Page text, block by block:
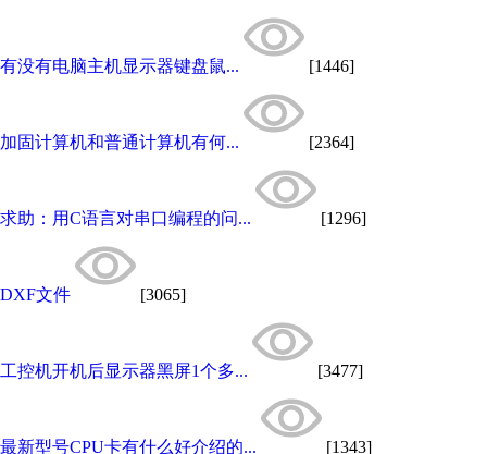
有没有电脑主机显示器键盘鼠... [1446]
加固计算机和普通计算机有何... [2364]
求助：用C语言对串口编程的问... [1296]
DXF文件 [3065]
工控机开机后显示器黑屏1个多... [3477]
最新型号CPU卡有什么好介绍的... [1343]